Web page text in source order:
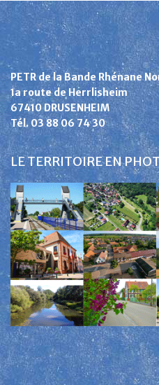
PETR de la Bande Rhénane
1a route de Herrlisheim
67410 DRUSENHEIM
Tél. 03 88 06 74 30
LE TERRITOIRE EN